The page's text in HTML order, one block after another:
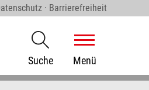
· Barrierefreiheit
Suche Menü